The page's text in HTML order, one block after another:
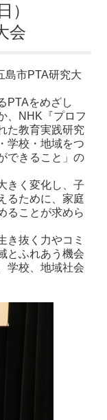
）
会
島市PTA研究大
PTAをめざし
、NHK『プロフ
た教育実践研究
学校・地域をつ
できること」の
きく変化し、子
るために、家庭
ることが求めら
き抜く力やコミ
とふれあう機会
学校、地域社会